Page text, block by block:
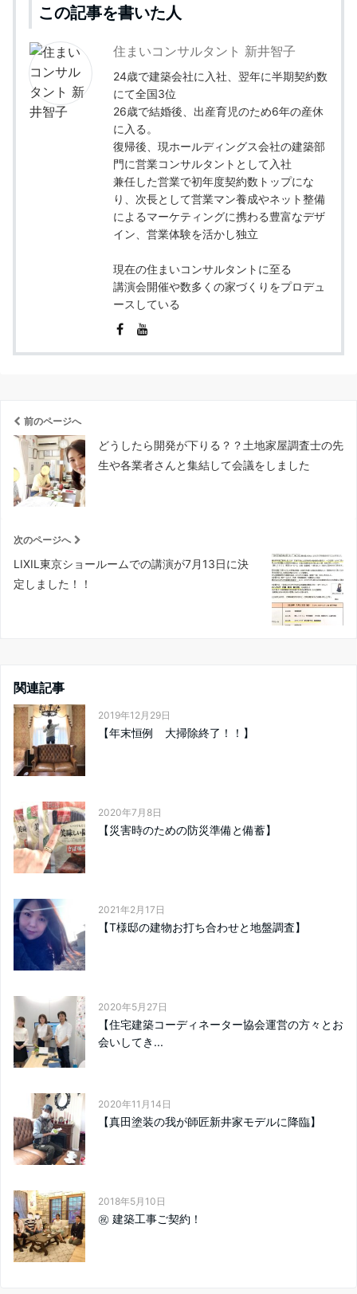
この記事を書いた人
住まいコンサルタント 新井智子
24歳で建築会社に入社、翌年に半期契約数
にて全国3位
26歳で結婚後、出産育児のため6年の産休
に入る。
復帰後、現ホールディングス会社の建築部
門に営業コンサルタントとして入社
兼任した営業で初年度契約数トップにな
り、次長として営業マン養成やネット整備
によるマーケティングに携わる豊富なデザ
イン、営業体験を活かし独立
現在の住まいコンサルタントに至る
講演会開催や数多くの家づくりをプロデュ
ースしている
前のページへ
どうしたら開発が下りる？？土地家屋調査士の先
生や各業者さんと集結して会議をしました
次のページへ
LIXIL東京ショールームでの講演が7月13日に決
定しました！！
関連記事
2019年12月29日
【年末恒例 大掃除終了！！】
2020年7月8日
【災害時のための防災準備と備蓄】
2021年2月17日
【T様邸の建物お打ち合わせと地盤調査】
2020年5月27日
【住宅建築コーディネーター協会運営の方々とお
会いしてき...
2020年11月14日
【真田塗装の我が師匠新井家モデルに降臨】
2018年5月10日
㊗️ 建築工事ご契約！